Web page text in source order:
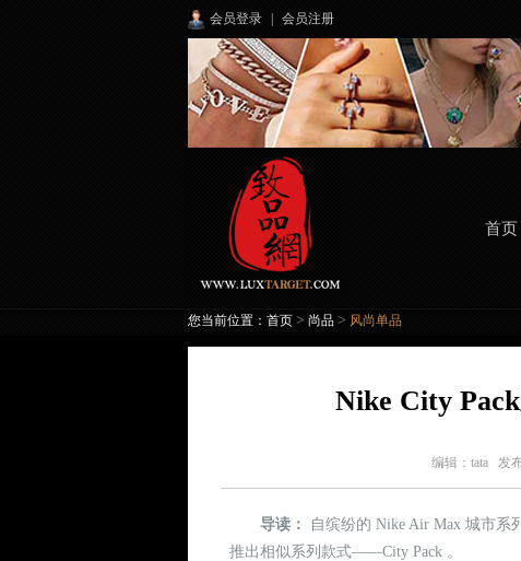
会员登录 会员注册
首页
您当前位置： 首页 > 尚品 > 风尚单品
Nike City
编辑： tata 发
导读：
自缤纷的 Nike Air Max 城市系
推出相似系列款式——City Pack 。